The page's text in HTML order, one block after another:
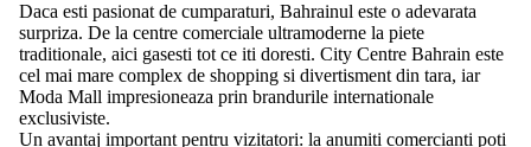
Daca esti pasionat de cumparaturi, Bahrainul este o adevarata
surpriza. De la centre comerciale ultramoderne la piete
traditionale, aici gasesti tot ce iti doresti. City Centre Bahrain este
cel mai mare complex de shopping si divertisment din tara, iar
Moda Mall impresioneaza prin brandurile internationale
exclusiviste.
Un avantaj important pentru vizitatori: la anumiti comercianti poti